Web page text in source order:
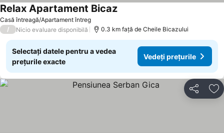
Casă întreagă/Apartament întreg
Relax Apartament BicazVedeți prețurile
/ Nicio evaluare disponibilă 0.3 km faţă de Cheile Bicazului
Selectați datele pentru a vedea
prețurile exacte
Vedeți prețurile
Distribuiți